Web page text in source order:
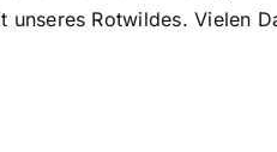
Rotwildes. Vielen